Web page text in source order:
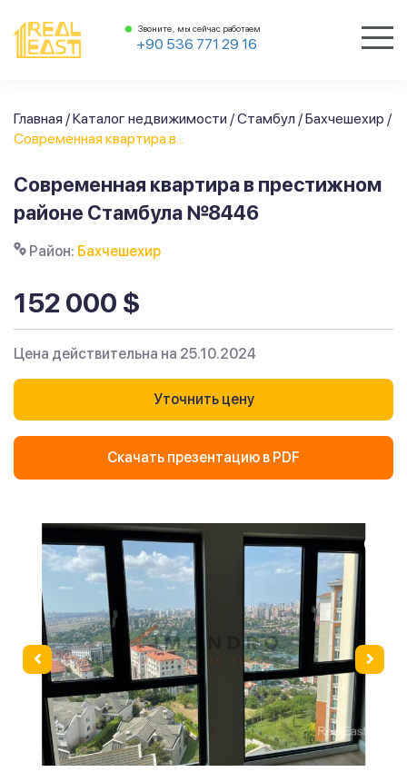
Звоните, мы сейчас работаем
+90 536 771 29 16
Главная /Каталог недвижимости /Стамбул /Бахчешехир /
Современная квартира в...
Современная квартира в престижном
районе Стамбула №8446
Район: Бахчешехир
152 000 $
Цена действительна на 25.10.2024
Уточнить цену
Скачать презентацию в PDF